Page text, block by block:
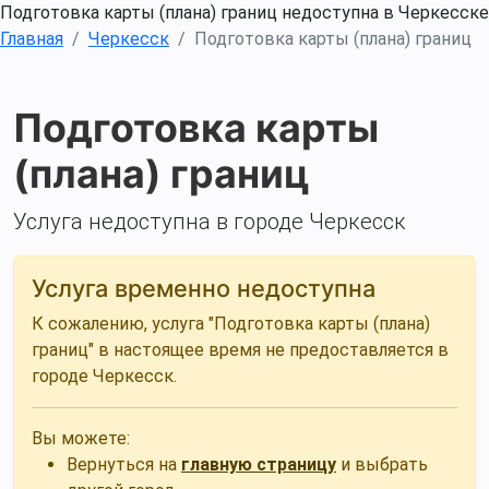
Подготовка карты (плана) границ недоступна в Черкесске
Главная
Черкесск Подготовка карты (плана) границ
Подготовка карты
(плана) границ
Услуга недоступна в городе Черкесск
Услуга временно недоступна
К сожалению, услуга "Подготовка карты (плана)
границ" в настоящее время не предоставляется в
городе Черкесск.
Вы можете:
Вернуться на главную страницу и выбрать